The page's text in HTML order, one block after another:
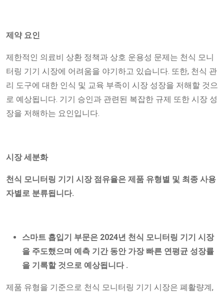
제약 요인
제한적인 의료비 상환 정책과 상호 운용성 문제는 천식 모니
터링 기기 시장에 어려움을 야기하고 있습니다. 또한, 천식 관
리 도구에 대한 인식 및 교육 부족이 시장 성장을 저해할 것으
로 예상됩니다. 기기 승인과 관련된 복잡한 규제 또한 시장 성
장을 저해하는 요인입니다.
시장 세분화
천식 모니터링 기기 시장 점유율은 제품 유형별 및 최종 사용
자별로 분류됩니다.
스마트 흡입기 부문은 2024년 천식 모니터링 기기 시장
을 주도했으며 예측 기간 동안 가장 빠른 연평균 성장률
을 기록할 것으로 예상됩니다 .
제품 유형을 기준으로 천식 모니터링 기기 시장은 폐활량계,